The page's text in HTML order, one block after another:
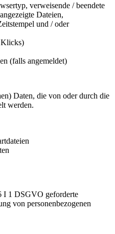
verweisende / beendete
Dateien,
und / oder
Klicks)
(falls angemeldet)
Daten, die von oder durch die
werden.
I 1 DSGVO geforderte
von personenbezogenen